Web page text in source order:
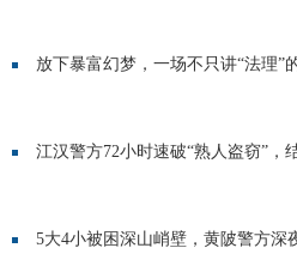
放下暴富幻梦，一场不只讲“法理”
江汉警方72小时速破“熟人盗窃”，
5大4小被困深山峭壁，黄陂警方深